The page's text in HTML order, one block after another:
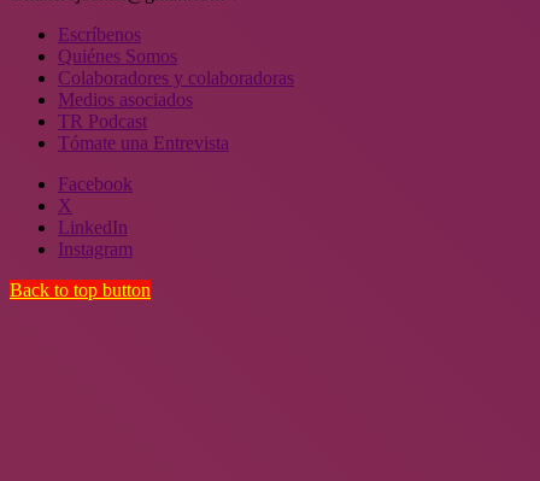
Escríbenos
Quiénes Somos
Colaboradores y colaboradoras
Medios asociados
TR Podcast
Tómate una Entrevista
Facebook
X
LinkedIn
Instagram
Back to top button